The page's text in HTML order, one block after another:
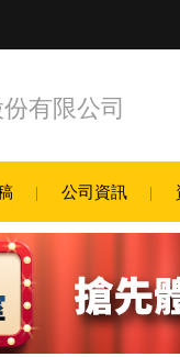
有限公司
公司資訊